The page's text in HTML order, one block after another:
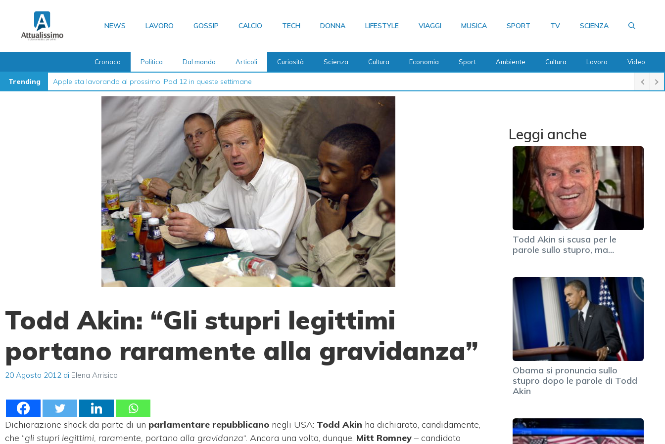
contenuto
NEWS LAVORO GOSSIP CALCIO TECH DONNA LIFESTYLE VIAGGI MUSICA SPORT TV SCIENZA
Cronaca Politica Dal mondo Articoli Curiosità Scienza Cultura Economia Sport Ambiente Cultura Lavoro Video
Trending La guida definitiva su come formattare l’iPhone nel 2026
Todd Akin: “Gli stupri legittimi
portano raramente alla gravidanza”
20 Agosto 2012 di Elena Arrisico
Dichiarazione shock da parte di un parlamentare repubblicano negli USA: Todd Akin ha dichiarato, candidamente,
che “gli stupri legittimi, raramente, portano alla gravidanza“. Ancora una volta, dunque, Mitt Romney – candidato
Leggi anche
Todd Akin si scusa per le
parole sullo stupro, ma…
Obama si pronuncia sullo
stupro dopo le parole di Todd
Akin